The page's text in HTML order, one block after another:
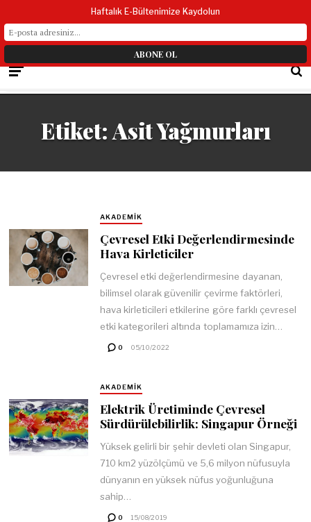
Etiket:Asit Yağmurları
AKADEMIK
Çevresel Etki Değerlendirmesinde
Hava Kirleticiler
Çevresel etki değerlendirmesine dayanan,
bilimsel olarak güvenilir çevirme faktörleri,
hava kirleticileri etkilerine göre farklı çevresel
etki kategorileri altında toplamamıza izin…
0 05/10/2022
AKADEMIK
Elektrik Üretiminde Çevresel
Sürdürülebilirlik: Singapur Örneği
Yüksek gelirli bir şehir devleti olan Singapur,
710 km2 yüzölçümü ve 5,6 milyon nüfusuyla
dünyanın en yüksek nüfus yoğunluğuna
sahip…
0 15/08/2019
Haftalık E-Bültenimize Kaydolun